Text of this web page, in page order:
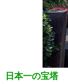
日本一の宝塔